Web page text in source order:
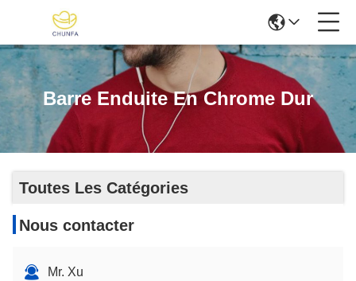
Barre Enduite En Chrome Dur
Toutes Les Catégories
Nous contacter
Mr. Xu